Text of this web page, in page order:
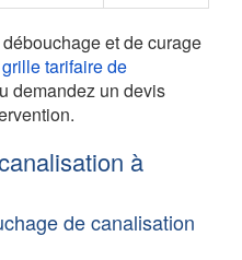
et de curage
grille tarifaire de
demandez un devis
à
de canalisation